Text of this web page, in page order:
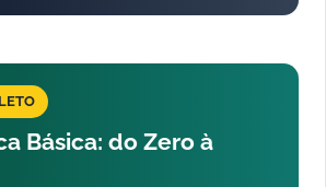
Básica: do Zero à